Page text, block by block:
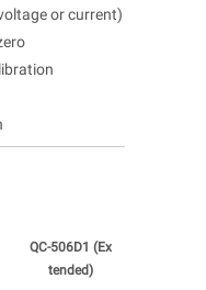
or current)
QC-506D1 (Ex
tended)